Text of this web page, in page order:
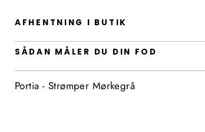
AFHENTNING I BUTIK
SÅDAN MÅLER DU DIN FOD
Portia - Strømper Mørkegrå